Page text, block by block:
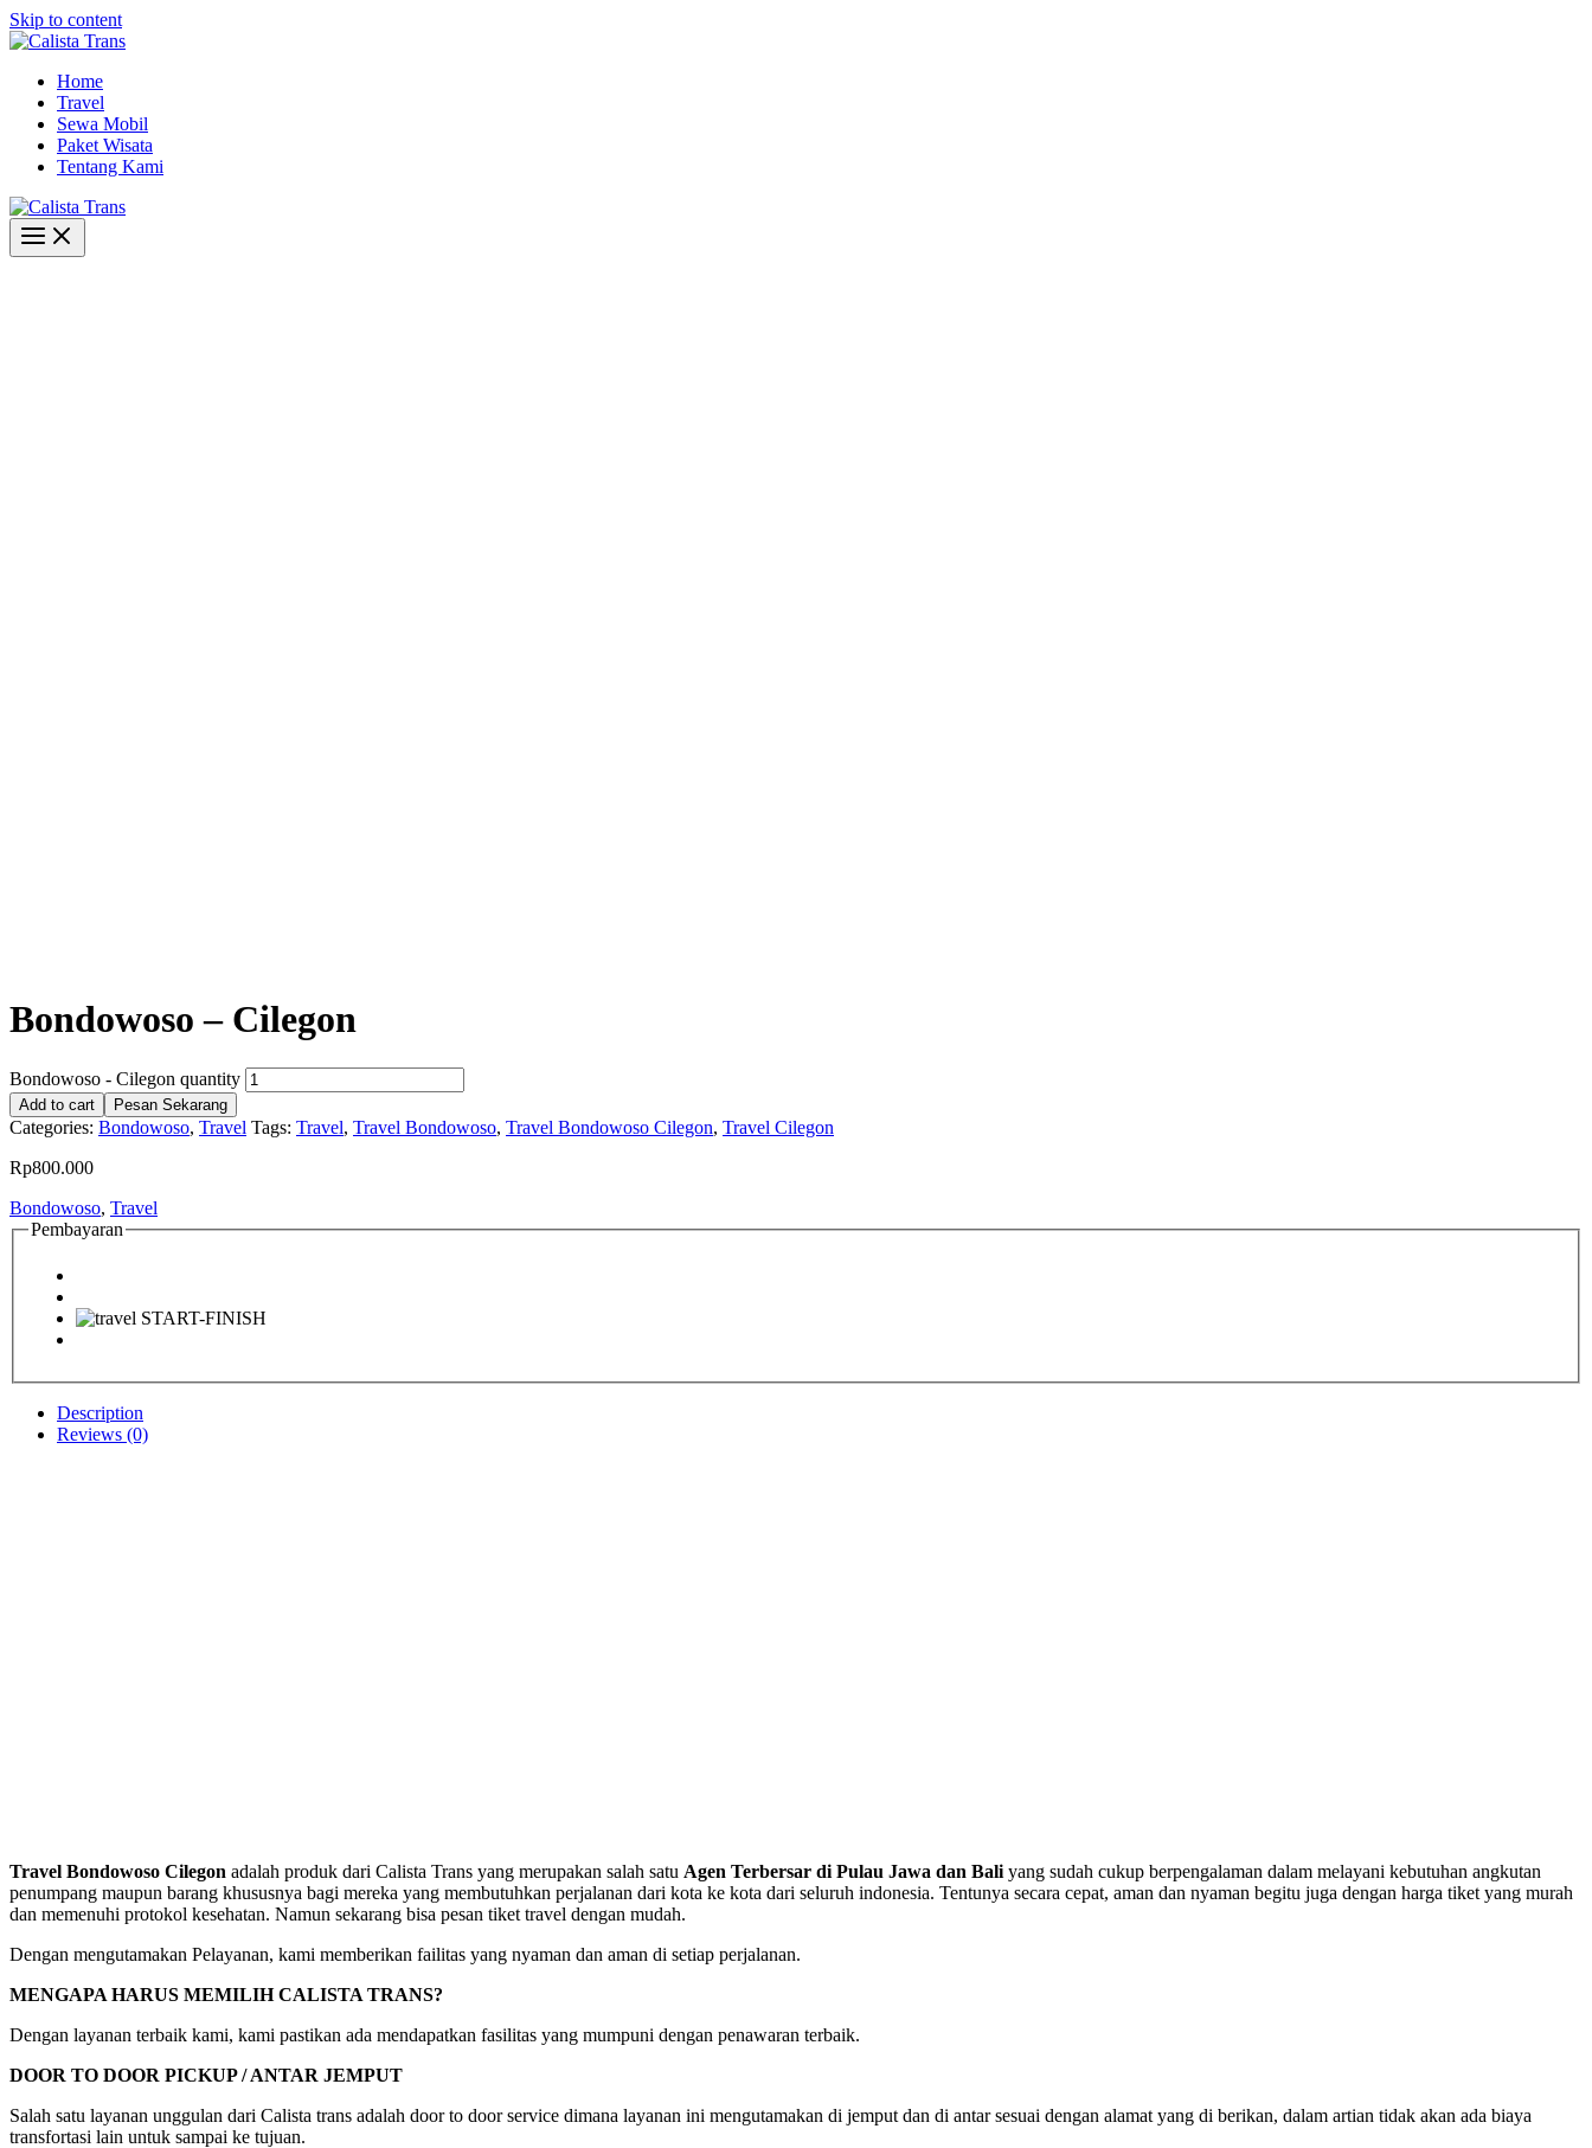
Skip to content
Home
Travel
Sewa Mobil
Paket Wisata
Tentang Kami
Bondowoso – Cilegon
Bondowoso - Cilegon quantity
Add to cart Pesan Sekarang
Categories: Bondowoso, Travel Tags: Travel, Travel Bondowoso, Travel Bondowoso Cilegon, Travel Cilegon
Rp800.000
Bondowoso, Travel
Pembayaran
Description
Reviews (0)
Travel Bondowoso Cilegon adalah produk dari Calista Trans yang merupakan salah satu Agen Terbersar di Pulau Jawa dan Baliyang sudah cukup berpengalaman dalam melayani kebutuhan angkutan
penumpang maupun barang khususnya bagi mereka yang membutuhkan perjalanan dari kota ke kota dari seluruh indonesia. Tentunya secara cepat, aman dan nyaman begitu juga dengan harga tiket yang murah
dan memenuhi protokol kesehatan. Namun sekarang bisa pesan tiket travel dengan mudah.
Dengan mengutamakan Pelayanan, kami memberikan failitas yang nyaman dan aman di setiap perjalanan.
MENGAPA HARUS MEMILIH CALISTA TRANS?
Dengan layanan terbaik kami, kami pastikan ada mendapatkan fasilitas yang mumpuni dengan penawaran terbaik.
DOOR TO DOOR PICKUP / ANTAR JEMPUT
Salah satu layanan unggulan dari Calista trans adalah door to door service dimana layanan ini mengutamakan di jemput dan di antar sesuai dengan alamat yang di berikan, dalam artian tidak akan ada biaya
transfortasi lain untuk sampai ke tujuan.